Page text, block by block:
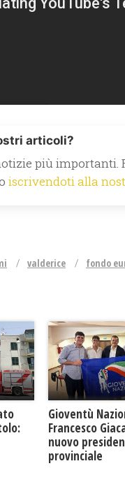
articoli?
più importanti.
iscrivendoti alla
valderice fondo
Gioventù
Francesco
nuovo
provinciale